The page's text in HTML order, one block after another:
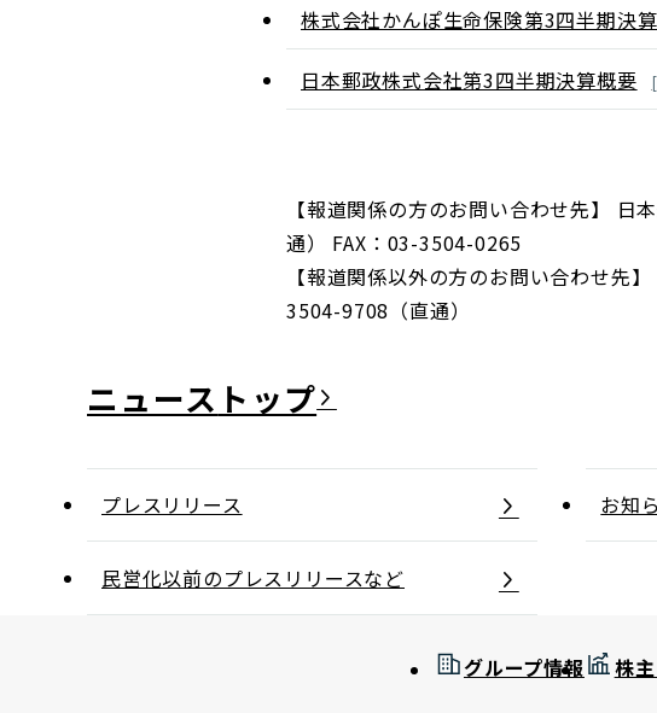
株式会社かんぽ生命保険第3四半期決
日本郵政株式会社第3四半期決算概要 [
【報道関係の方のお問い合わせ先】
通） FAX：03-3504-0265
【報道関係以外の方のお問い合わせ
3504-9708（直通）
ニュース
プレスリリース お知
民営化以前のプレスリリースなど
グループ情報 株